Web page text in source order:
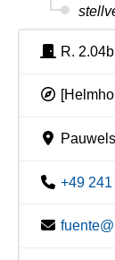
R. 2.04b
+49